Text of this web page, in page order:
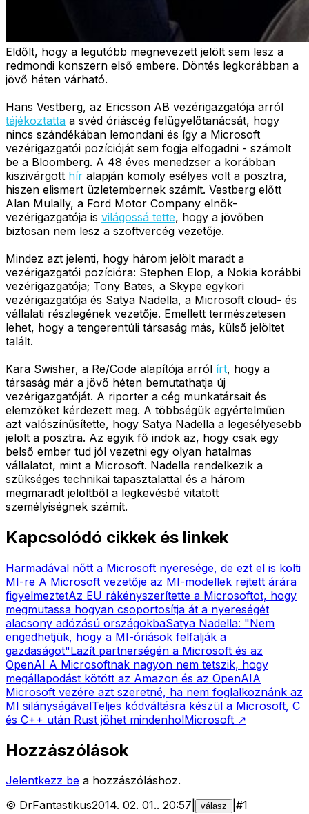
Eldőlt, hogy a legutóbb megnevezett jelölt sem lesz a
redmondi konszern első embere. Döntés legkorábban a
jövő héten várható.
Hans Vestberg, az Ericsson AB vezérigazgatója arról
tájékoztatta a svéd óriáscég felügyelőtanácsát, hogy
nincs szándékában lemondani és így a Microsoft
vezérigazgatói pozícióját sem fogja elfogadni - számolt
be a Bloomberg. A 48 éves menedzser a korábban
kiszivárgott hír alapján komoly esélyes volt a posztra,
hiszen elismert üzletembernek számít. Vestberg előtt
Alan Mulally, a Ford Motor Company elnök-
vezérigazgatója is világossá tette, hogy a jövőben
biztosan nem lesz a szoftvercég vezetője.
Mindez azt jelenti, hogy három jelölt maradt a
vezérigazgatói pozícióra: Stephen Elop, a Nokia korábbi
vezérigazgatója; Tony Bates, a Skype egykori
vezérigazgatója és Satya Nadella, a Microsoft cloud- és
vállalati részlegének vezetője. Emellett természetesen
lehet, hogy a tengerentúli társaság más, külső jelöltet
talált.
Kara Swisher, a Re/Code alapítója arról írt, hogy a
társaság már a jövő héten bemutathatja új
vezérigazgatóját. A riporter a cég munkatársait és
elemzőket kérdezett meg. A többségük egyértelműen
azt valószínűsítette, hogy Satya Nadella a legesélyesebb
jelölt a posztra. Az egyik fő indok az, hogy csak egy
belső ember tud jól vezetni egy olyan hatalmas
vállalatot, mint a Microsoft. Nadella rendelkezik a
szükséges technikai tapasztalattal és a három
megmaradt jelöltből a legkevésbé vitatott
személyiségnek számít.
Kapcsolódó cikkek és linkek
Harmadával nőtt a Microsoft nyeresége, de ezt el is költi
MI-re A Microsoft vezetője az MI-modellek rejtett árára
figyelmeztetAz EU rákényszerítette a Microsoftot, hogy
megmutassa hogyan csoportosítja át a nyereségét
alacsony adózású országokbaSatya Nadella: "Nem
engedhetjük, hogy a MI-óriások felfalják a
gazdaságot"Lazít partnerségén a Microsoft és az
OpenAI A Microsoftnak nagyon nem tetszik, hogy
megállapodást kötött az Amazon és az OpenAIA
Microsoft vezére azt szeretné, ha nem foglalkoznánk az
MI silányságávalTeljes kódváltásra készül a Microsoft, C
és C++ után Rust jöhet mindenholMicrosoft ↗
Hozzászólások
Jelentkezz be a hozzászóláshoz.
© DrFantastikus2014. 02. 01.. 20:57 válasz #1